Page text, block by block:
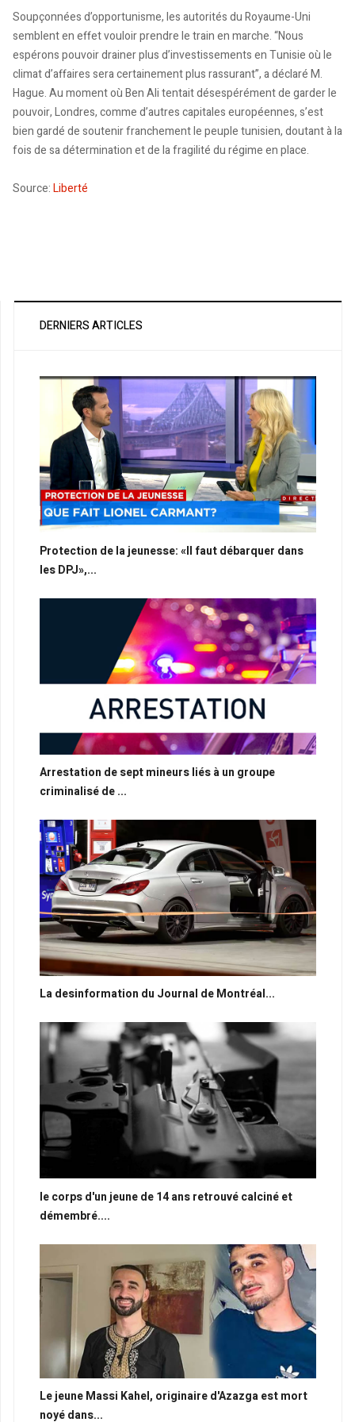
Soupçonnées d’opportunisme, les autorités du Royaume-Uni
semblent en effet vouloir prendre le train en marche. “Nous
espérons pouvoir drainer plus d’investissements en Tunisie où le
climat d’affaires sera certainement plus rassurant”, a déclaré M.
Hague. Au moment où Ben Ali tentait désespérément de garder le
pouvoir, Londres, comme d’autres capitales européennes, s’est
bien gardé de soutenir franchement le peuple tunisien, doutant à la
fois de sa détermination et de la fragilité du régime en place.
Source:Liberté
DERNIERS ARTICLES
Protection de la jeunesse: «Il faut débarquer dans
les DPJ»,...
Arrestation de sept mineurs liés à un groupe
criminalisé de ...
La desinformation du Journal de Montréal...
le corps d'un jeune de 14 ans retrouvé calciné et
démembré....
Le jeune Massi Kahel, originaire d'Azazga est mort
noyé dans...